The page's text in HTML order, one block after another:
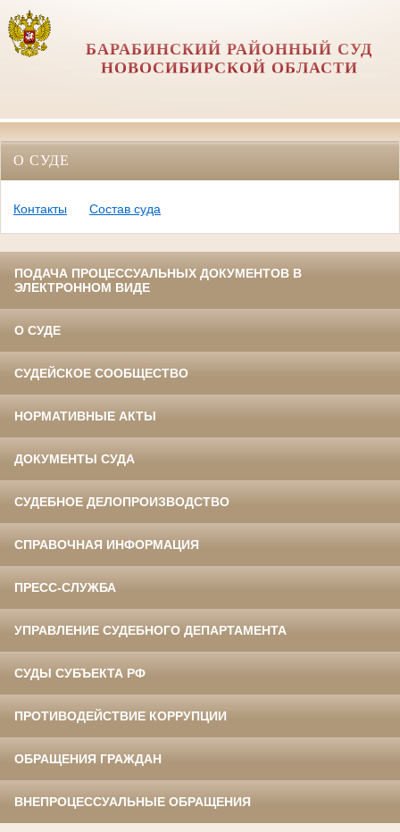
БАРАБИНСКИЙ РАЙОННЫЙ СУД
НОВОСИБИРСКОЙ ОБЛАСТИ
О СУДЕ
Контакты Состав суда
ПОДАЧА ПРОЦЕССУАЛЬНЫХ ДОКУМЕНТОВ В
ЭЛЕКТРОННОМ ВИДЕ
О СУДЕ
СУДЕЙСКОЕ СООБЩЕСТВО
НОРМАТИВНЫЕ АКТЫ
ДОКУМЕНТЫ СУДА
СУДЕБНОЕ ДЕЛОПРОИЗВОДСТВО
СПРАВОЧНАЯ ИНФОРМАЦИЯ
ПРЕСС-СЛУЖБА
УПРАВЛЕНИЕ СУДЕБНОГО ДЕПАРТАМЕНТА
СУДЫ СУБЪЕКТА РФ
ПРОТИВОДЕЙСТВИЕ КОРРУПЦИИ
ОБРАЩЕНИЯ ГРАЖДАН
ВНЕПРОЦЕССУАЛЬНЫЕ ОБРАЩЕНИЯ